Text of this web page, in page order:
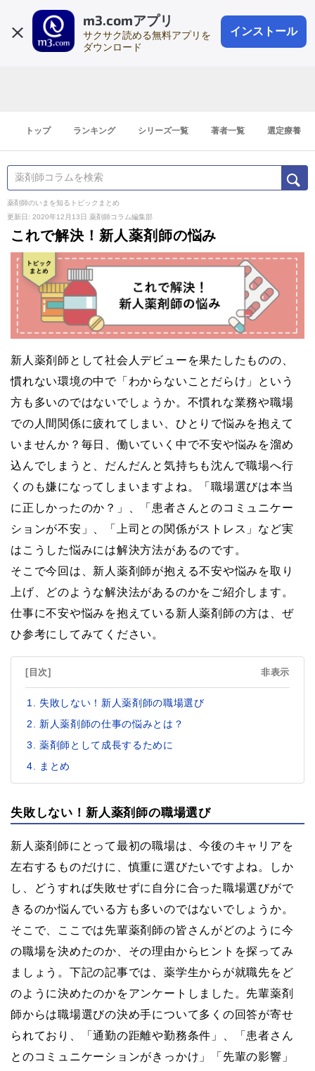
m3.comアプリ
サクサク読める無料アプリを
ダウンロード
インストール
会員登録
登録1分
トップ ランキング シリーズ一覧 著者一覧 選定療養
薬剤師のいまを知るトピックまとめ
更新日: 2020年12月13日 薬剤師コラム編集部
これで解決！新人薬剤師の悩み
新人薬剤師として社会人デビューを果たしたものの、
慣れない環境の中で「わからないことだらけ」という
方も多いのではないでしょうか。不慣れな業務や職場
での人間関係に疲れてしまい、ひとりで悩みを抱えて
いませんか？毎日、働いていく中で不安や悩みを溜め
込んでしまうと、だんだんと気持ちも沈んで職場へ行
くのも嫌になってしまいますよね。「職場選びは本当
に正しかったのか？」、「患者さんとのコミュニケー
ションが不安」、「上司との関係がストレス」など実
はこうした悩みには解決方法があるのです。
そこで今回は、新人薬剤師が抱える不安や悩みを取り
上げ、どのような解決法があるのかをご紹介します。
仕事に不安や悩みを抱えている新人薬剤師の方は、ぜ
ひ参考にしてみてください。
[目次] 非表示
失敗しない！新人薬剤師の職場選び
新人薬剤師の仕事の悩みとは？
薬剤師として成長するために
まとめ
失敗しない！新人薬剤師の職場選び
新人薬剤師にとって最初の職場は、今後のキャリアを
左右するものだけに、慎重に選びたいですよね。しか
し、どうすれば失敗せずに自分に合った職場選びがで
きるのか悩んでいる方も多いのではないでしょうか。
そこで、ここでは先輩薬剤師の皆さんがどのように今
の職場を決めたのか、その理由からヒントを探ってみ
ましょう。下記の記事では、薬学生からが就職先をど
のように決めたのかをアンケートしました。先輩薬剤
師からは職場選びの決め手について多くの回答が寄せ
られており、「通勤の距離や勤務条件」、「患者さん
とのコミュニケーションがきっかけ」「先輩の影響」